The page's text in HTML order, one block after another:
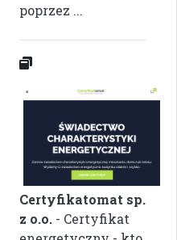
poprzez ...
Certyfikatomat sp.
z o.o. - Certyfikat